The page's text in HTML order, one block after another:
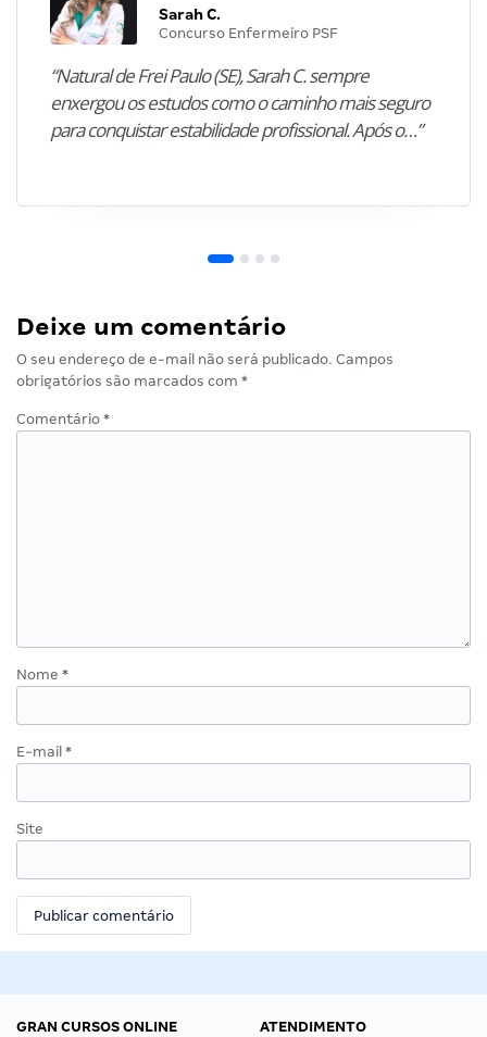
Sarah C.
Concurso Enfermeiro PSF
“Natural de Frei Paulo (SE), Sarah C. sempre
enxergou os estudos como o caminho mais seguro
para conquistar estabilidade profissional. Após o…”
Deixe um comentário
O seu endereço de e-mail não será publicado. Campos
obrigatórios são marcados com *
Comentário *
Nome *
E-mail *
Site
GRAN CURSOS ONLINE
ATENDIMENTO